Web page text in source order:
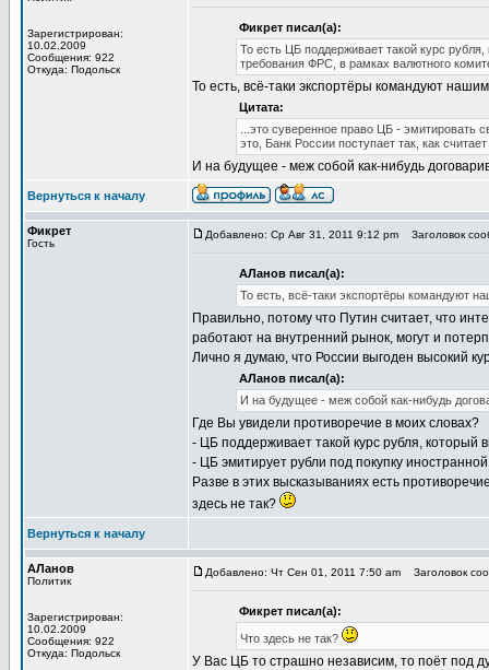
Зарегистрирован:
10.02.2009
Сообщения: 922
Откуда: Подольск
Фикрет писал(а):
То есть ЦБ поддерживает такой курс
требования ФРС, в рамках валютного
То есть, всё-таки экспортёры командуют
Цитата:
...это суверенное право ЦБ - эмитировать
это, Банк России поступает так, как
И на будущее - меж собой как-нибудь
Вернуться к началу
Фикрет
Гость
Добавлено: Ср Авг 31, 2011 9:12 pm Заголовок
АЛанов писал(а):
То есть, всё-таки экспортёры командуют
Правильно, потому что Путин считает, что
работают на внутренний рынок, могут и
Лично я думаю, что России выгоден высокий
АЛанов писал(а):
И на будущее - меж собой как-нибудь
Где Вы увидели противоречие в моих словах?
- ЦБ поддерживает такой курс рубля, который
- ЦБ эмитирует рубли под покупку
Разве в этих высказываниях есть
здесь не так?
Вернуться к началу
АЛанов
Политик
Зарегистрирован:
10.02.2009
Сообщения: 922
Откуда: Подольск
Добавлено: Чт Сен 01, 2011 7:50 am Заголовок
Фикрет писал(а):
Что здесь не так?
У Вас ЦБ то страшно независим, то поёт под